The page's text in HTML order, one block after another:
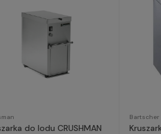
do lodu CRUSHMAN
Bartscher